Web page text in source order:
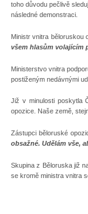
toho důvodu pečlivě
následné demonstraci.
Ministr vnitra běloruskou
všem hlasům volajícím
Ministerstvo vnitra
postiženým nedávnými
Již v minulosti poskytla
opozice. Naše země,
Zástupci běloruské
obsažné. Udělám vše,
Skupina z Běloruska již
se kromě ministra vnitra